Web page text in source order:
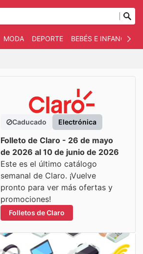
MODA DEPORTE BEBÉS E INFANCIA
Caducado Electrónica
Folleto de Claro - 26 de mayo
de 2026 al 10 de junio de 2026
Este es el último catálogo
semanal de Claro. ¡Vuelve
pronto para ver más ofertas y
promociones!
Folletos de Claro